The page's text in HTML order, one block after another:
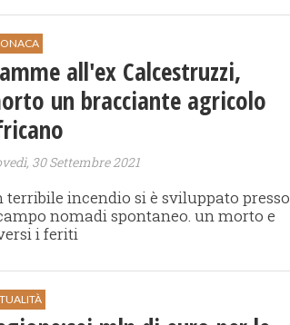
all'ex Calcestruzzi,
un bracciante agricolo
30 Settembre 2021
terribile incendio si è sviluppato presso
nomadi spontaneo. un morto e
i feriti